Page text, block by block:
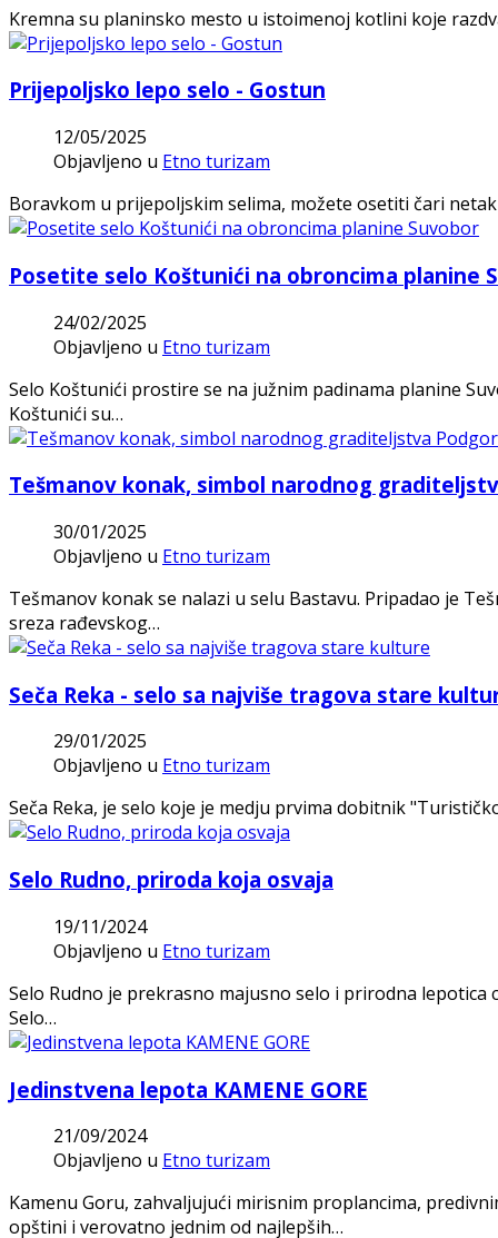
Kremna su planinsko mesto u istoimenoj kotlini koje
Prijepoljsko lepo selo - Gostun
12/05/2025
Objavljeno u Etno turizam
Boravkom u prijepoljskim selima, možete osetiti čari
Posetite selo Koštunići na obroncima planine
24/02/2025
Objavljeno u Etno turizam
Selo Koštunići prostire se na južnim padinama planine
Koštunići su…
Tešmanov konak, simbol narodnog
30/01/2025
Objavljeno u Etno turizam
Tešmanov konak se nalazi u selu Bastavu. Pripadao je
sreza rađevskog…
Seča Reka - selo sa najviše tragova stare
29/01/2025
Objavljeno u Etno turizam
Seča Reka, je selo koje je medju prvima dobitnik
Selo Rudno, priroda koja osvaja
19/11/2024
Objavljeno u Etno turizam
Selo Rudno je prekrasno majusno selo i prirodna
Selo…
Jedinstvena lepota KAMENE GORE
21/09/2024
Objavljeno u Etno turizam
Kamenu Goru, zahvaljujući mirisnim proplancima,
opštini i verovatno jednim od najlepših…